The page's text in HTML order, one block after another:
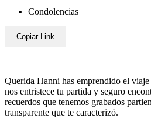
Condolencias
Copiar Link
Querida Hanni has emprendido el
nos entristece tu partida y seguro
recuerdos que tenemos grabados
transparente que te caracterizó.